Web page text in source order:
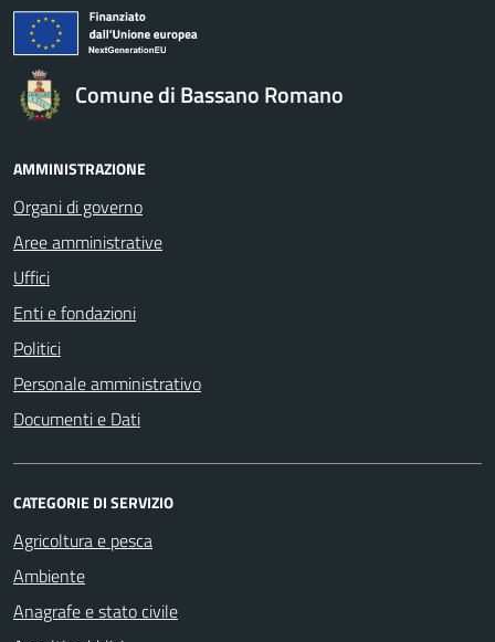
Comune di Bassano Romano
AMMINISTRAZIONE
Organi di governo
Aree amministrative
Uffici
Enti e fondazioni
Politici
Personale amministrativo
Documenti e Dati
CATEGORIE DI SERVIZIO
Agricoltura e pesca
Ambiente
Anagrafe e stato civile